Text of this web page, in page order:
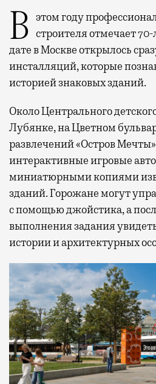
В этом году профессиональный праздник День строителя отмечает
дате в Москве открылось
инсталляций, которые
историей знаковых зданий.
Около Центрального
Лубянке, на Цветном
развлечений «Остров
интерактивные игровые
миниатюрными копиями
зданий. Горожане могут
с помощью джойстика, а
выполнения задания
истории и архитектурных